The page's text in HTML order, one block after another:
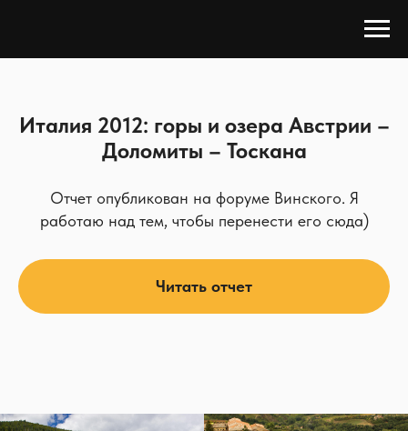
Италия 2012: горы и озера Австрии –
Доломиты – Тоскана
Отчет опубликован на форуме Винского. Я
работаю над тем, чтобы перенести его сюда)
Читать отчет